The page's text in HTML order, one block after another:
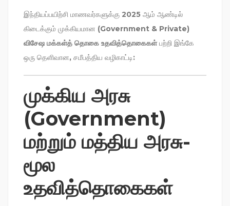
இந்தியப்பயிற்சி மாணவர்களுக்கு 2025 ஆம் ஆண்டில்
கிடைக்கும் முக்கியமான (Government & Private)
விசேஷ மக்கள்‌த் தொகை உதவித்தொகைகள்பற்றி இங்கே
ஒரு தெளிவான, சமீபத்திய வழிகாட்டி:
முக்கிய அரசு
(Government)
மற்றும் மத்திய அரசு-
மூல
உதவித்தொகைகள்